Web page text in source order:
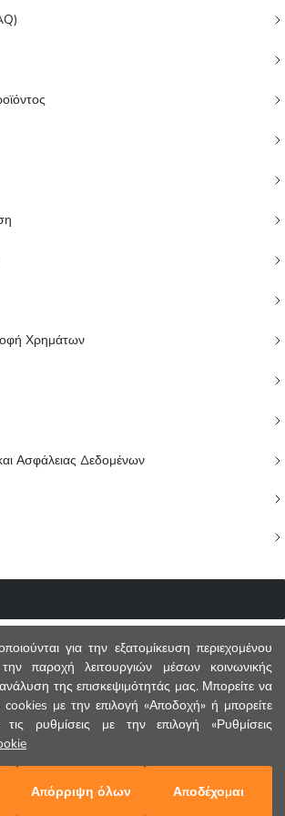
για την εξατομίκευση περιεχομένου
παροχή λειτουργιών μέσων κοινωνικής
της επισκεψιμότητάς μας. Μπορείτε να
cookies με την επιλογή «Αποδοχή» ή μπορείτε
τις ρυθμίσεις με την επιλογή «Ρυθμίσεις
Απόρριψη όλων Αποδέχομαι
Χρημάτων
Ασφάλειας Δεδομένων
Floor Bucuresti, Sect. 6, 061331 Romania